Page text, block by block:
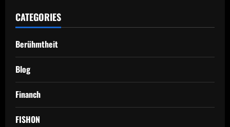
CATEGORIES
Berühmtheit
Blog
Financh
FISHON